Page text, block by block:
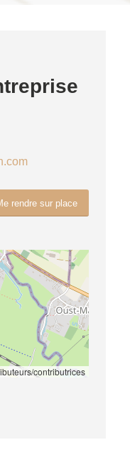
rendre sur place
contributrices